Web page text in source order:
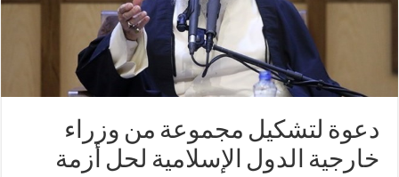
دعوة لتشكيل مجموعة من وزراء
خارجية الدول الإسلامية لحل أزمة